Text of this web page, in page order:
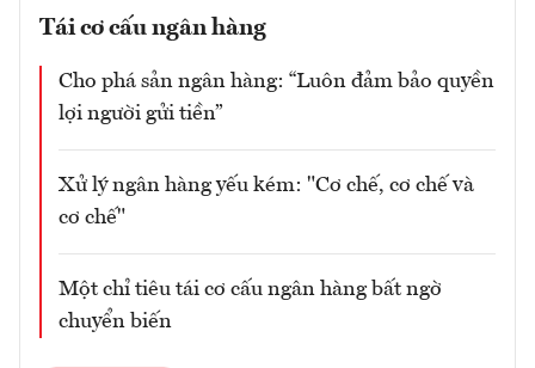
Tái cơ cấu ngân hàng
Cho phá sản ngân hàng: “Luôn đảm bảo quyền
lợi người gửi tiền”
Xử lý ngân hàng yếu kém: "Cơ chế, cơ chế và
cơ chế"
Một chỉ tiêu tái cơ cấu ngân hàng bất ngờ
chuyển biến